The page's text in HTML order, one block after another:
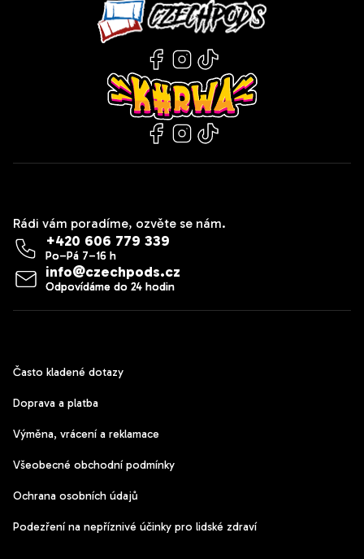
Rádi vám poradíme, ozvěte se nám.
info@czechpods.cz
+420 606 779 339
Často kladené dotazy
Doprava a platba
Výměna, vrácení a reklamace
Všeobecné obchodní podmínky
Ochrana osobních údajů
Podezření na nepříznivé účinky pro lidské zdraví